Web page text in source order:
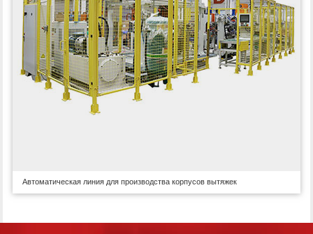
Автоматическая линия для производства корпусов вытяжек